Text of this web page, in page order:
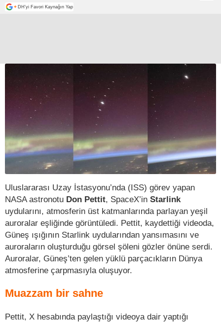
+ DH'yi Favori Kaynağın Yap
Uluslararası Uzay İstasyonu’nda (ISS) görev yapan
NASA astronotu Don Pettit, SpaceX’in Starlink
uydularını, atmosferin üst katmanlarında parlayan yeşil
auroralar eşliğinde görüntüledi. Pettit, kaydettiği videoda,
Güneş ışığının Starlink uydularından yansımasını ve
auroraların oluşturduğu görsel şöleni gözler önüne serdi.
Auroralar, Güneş’ten gelen yüklü parçacıkların Dünya
atmosferine çarpmasıyla oluşuyor.
Muazzam bir sahne
Pettit, X hesabında paylaştığı videoya dair yaptığı